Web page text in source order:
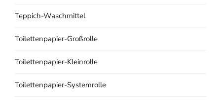
Teppich-Waschmittel
Toilettenpapier-Großrolle
Toilettenpapier-Kleinrolle
Toilettenpapier-Systemrolle